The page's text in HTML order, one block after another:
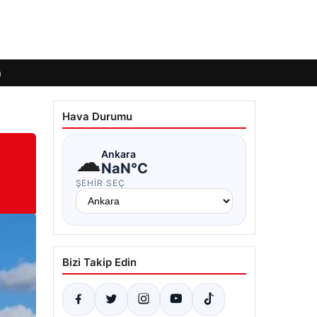
Hava Durumu
☁Ankara
NaN°C
ŞEHIR SEÇ
Bizi Takip Edin